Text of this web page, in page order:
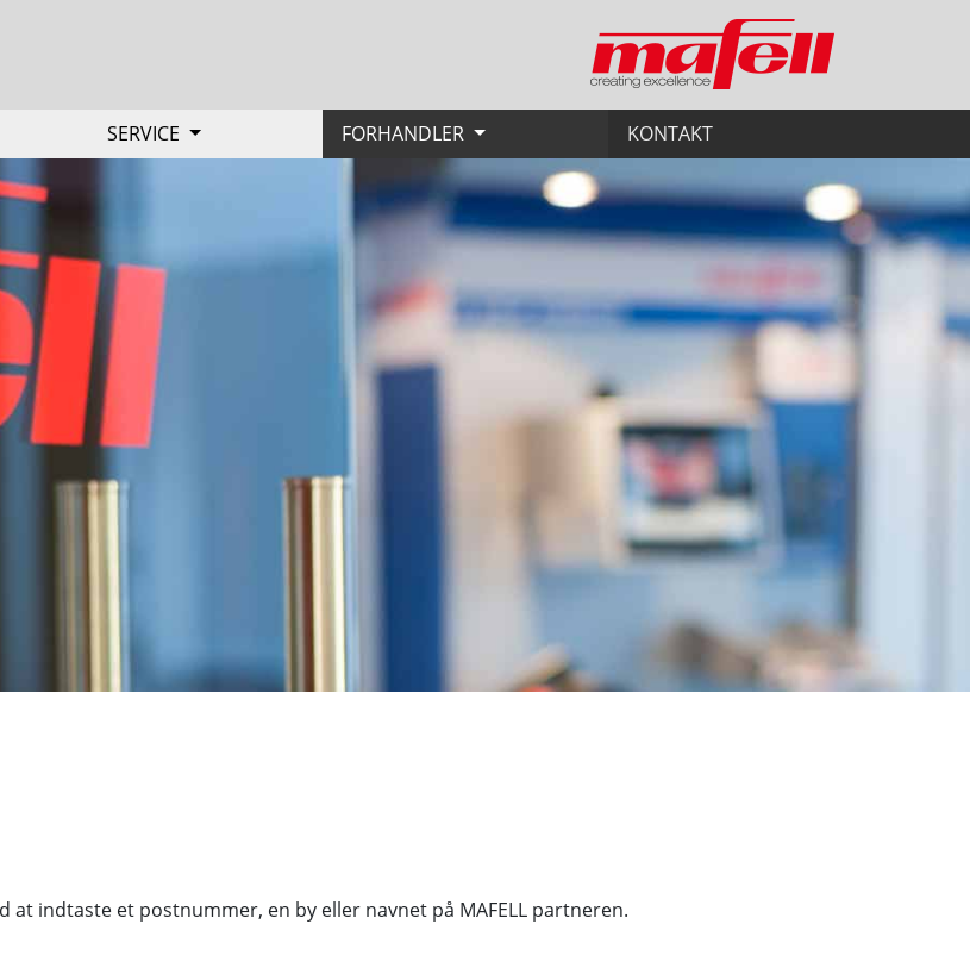
SERVICE FORHANDLER KONTAKT
indtaste et postnummer, en by eller navnet på MAFELL partneren.